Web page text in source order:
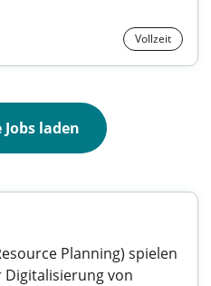
Vollzeit
laden
Planning) spielen
Digitalisierung von